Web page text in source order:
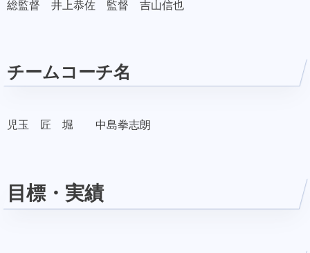
総監督 井上恭佐 監督 吉山信也
チームコーチ名
児玉 匠 堀 中島拳志朗
目標・実績